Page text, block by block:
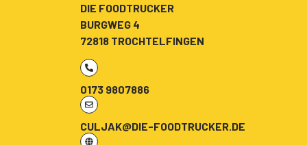
DIE FOODTRUCKER
BURGWEG 4
72818 TROCHTELFINGEN
0173 9807886
CULJAK@DIE-FOODTRUCKER.DE